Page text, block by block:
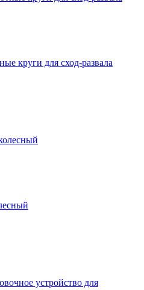
круги для сход-развала